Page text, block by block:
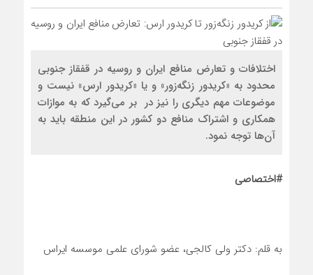
اختلافات و تعارض منافع ایران و روسیه در قفقاز جنوبی
محدود به «کریدور زنگه‌زور» و یا «کریدور ارس» نیست و
موضوعات مهم دیگری را نیز در بر‌ می‌گیرد که به موازات
همکاری و اشتراک منافع دو کشور در این منطقه باید به
آن‌ها توجه نمود.
#اختصاصی
به قلم: دکتر ولی کالجی، عضو شورای علمی موسسه ایراس